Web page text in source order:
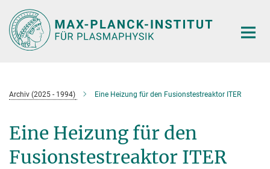
Hauptinhalt
Archiv (2025 - 1994) Eine Heizung für den Fusionstestreaktor ITER
Eine Heizung für den
Fusionstestreaktor ITER